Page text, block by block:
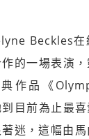
Beckles在
的一場表演
作品《
目前為止最
迷，這幅由